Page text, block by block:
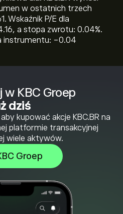
w KBC Groep
dziś
kupować akcje KBC.BR na
platformie transakcyjnej
wiele aktywów.
Groep
w ostatnich trzech
Wskaźnik P/E dla
a stopa zwrotu: 0.04%.
instrumentu: -0.04